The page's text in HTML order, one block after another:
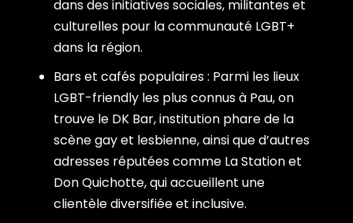
dans des initiatives sociales, militantes et
culturelles pour la communauté LGBT+
dans la région.
Bars et cafés populaires : Parmi les lieux
LGBT-friendly les plus connus à Pau, on
trouve le DK Bar, institution phare de la
scène gay et lesbienne, ainsi que d’autres
adresses réputées comme La Station et
Don Quichotte, qui accueillent une
clientèle diversifiée et inclusive.